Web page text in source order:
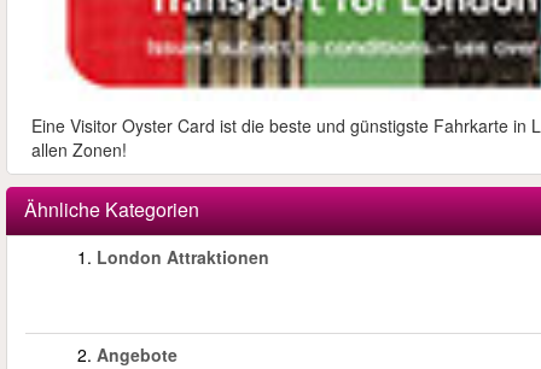
Eine Visitor Oyster Card ist die beste und günstigste Fahrkarte
allen Zonen!
Ähnliche Kategorien
1. London Attraktionen
2. Angebote